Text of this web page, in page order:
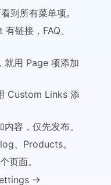
到所有菜单项。
链接，FAQ、
就用 Page 项添加
Custom Links 添
容，仅先发布。
、Products。
页面。
→